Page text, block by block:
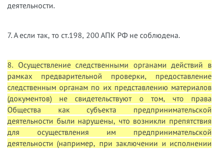
деятельности.
7. А если так, то ст.198, 200 АПК РФ не соблюдена.
8. Осуществление следственными органами действий в
рамках предварительной проверки, предоставление
следственным органам по их представлению материалов
(документов) не свидетельствуют о том, что права
Общества как субъекта предпринимательской
деятельности были нарушены, что возникли препятствия
для осуществления им предпринимательской
деятельности (например, при заключении и исполнении